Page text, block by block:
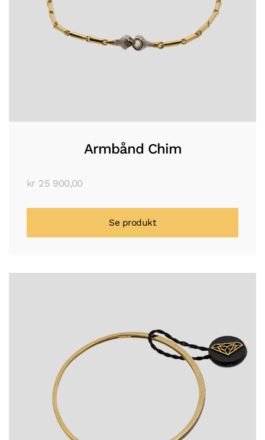
Armbånd Chim
kr 25 900,00
Se produkt